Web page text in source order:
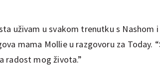
uživam u svakom trenutku s Nashom
mama Mollie u razgovoru za Today.
radost mog života.”